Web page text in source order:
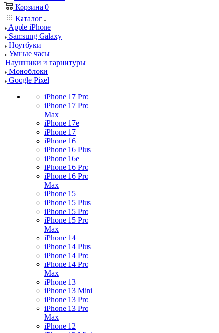
Корзина 0
Каталог
Apple iPhone
Samsung Galaxy
Ноутбуки
Умные часы
Наушники и гарнитуры
Моноблоки
Google Pixel
iPhone 17 Pro
iPhone 17 Pro
Max
iPhone 17e
iPhone 17
iPhone 16
iPhone 16 Plus
iPhone 16e
iPhone 16 Pro
iPhone 16 Pro
Max
iPhone 15
iPhone 15 Plus
iPhone 15 Pro
iPhone 15 Pro
Max
iPhone 14
iPhone 14 Plus
iPhone 14 Pro
iPhone 14 Pro
Max
iPhone 13
iPhone 13 Mini
iPhone 13 Pro
iPhone 13 Pro
Max
iPhone 12